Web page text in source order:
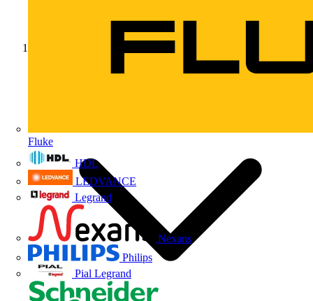
Fluke
HDL
LEDVANCE
Legrand
Nexans
Philips
Pial Legrand